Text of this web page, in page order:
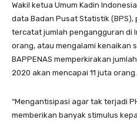
Wakil ketua Umum Kadin
data Badan Pusat Statistik
tercatat jumlah pengangguran di
orang, atau mengalami kenaikan
BAPPENAS memperkirakan
2020 akan mencapai 11 juta orang.
“Mengantisipasi agar tak terjadi
memberikan banyak stimulus